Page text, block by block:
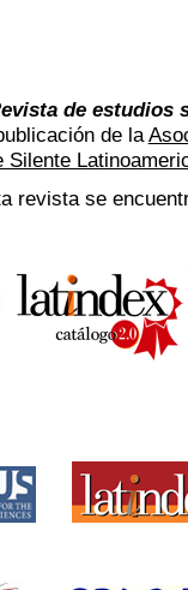
de estudios
de la
Silente
revista se